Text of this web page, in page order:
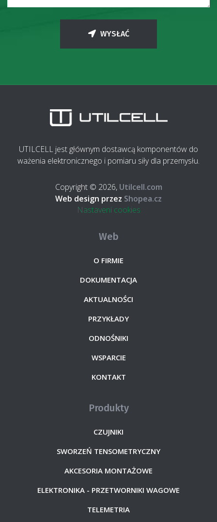
WYSŁAĆ
UTILCELL jest głównym dostawcą komponentów do
ważenia elektronicznego i pomiaru siły dla przemysłu.
Copyright © 2026, Utilcell.com
Web design przez Shopea.cz
Nastavení cookies
Web
O FIRMIE
DOKUMENTACJA
AKTUALNOŚCI
PRZYKŁADY
ODNOŚNIKI
WSPARCIE
KONTAKT
Produkty
CZUJNIKI
SWORZEŃ TENSOMETRYCZNY
AKCESORIA MONTAŻOWE
ELEKTRONIKA - PRZETWORNIKI WAGOWE
TELEMETRIA